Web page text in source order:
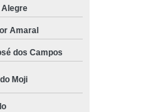
de Carros
Carro
Alegre
Amaral
dos Campos
Moji